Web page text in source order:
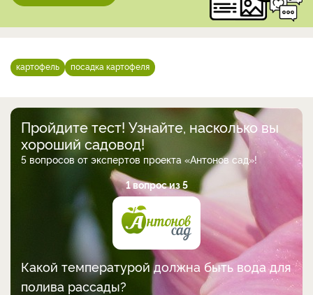
картофель посадка картофеля
Пройдите тест! Узнайте, насколько вы
хороший садовод!
5 вопросов от экспертов проекта «Антонов сад»!
1 вопрос из 5
Какой температурой должна быть вода для
полива рассады?